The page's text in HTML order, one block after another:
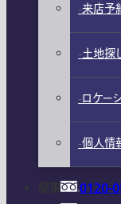
来店予
土地探
ロケー
個人情
0120-